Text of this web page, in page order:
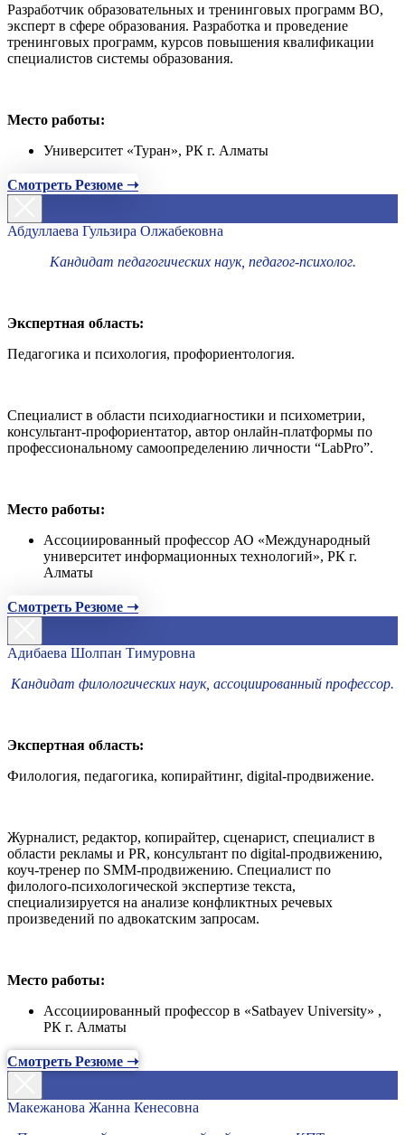
Разработчик образовательных и тренинговых программ ВО,
эксперт в сфере образования. Разработка и проведение
тренинговых программ, курсов повышения квалификации
специалистов системы образования.
Место работы:
Университет «Туран», РК г. Алматы
Смотреть Резюме ➝
Абдуллаева Гульзира Олжабековна
Кандидат педагогических наук, педагог-психолог.
Экспертная область:
Педагогика и психология, профориентология.
Специалист в области психодиагностики и психометрии,
консультант-профориентатор, автор онлайн-платформы по
профессиональному самоопределению личности “LabPro”.
Место работы:
Ассоциированный профессор АО «Международный
университет информационных технологий», РК г.
Алматы
Смотреть Резюме ➝
Адибаева Шолпан Тимуровна
Кандидат филологических наук, ассоциированный профессор.
Экспертная область:
Филология, педагогика, копирайтинг, digital-продвижение.
Журналист, редактор, копирайтер, сценарист, специалист в
области рекламы и PR, консультант по digital-продвижению,
коуч-тренер по SMM-продвижению. Специалист по
филолого-психологической экспертизе текста,
специализируется на анализе конфликтных речевых
произведений по адвокатским запросам.
Место работы:
Ассоциированный профессор в «Satbayev University» ,
РК г. Алматы
Смотреть Резюме ➝
Макежанова Жанна Кенесовна